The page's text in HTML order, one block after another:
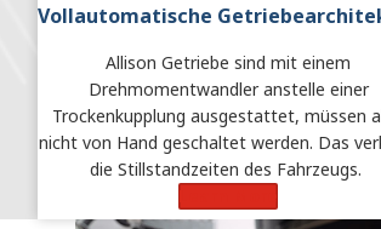
Vollautomatische
Allison Getriebe sind mit einem
Drehmomentwandler anstelle einer
Trockenkupplung ausgestattet, müssen
nicht von Hand geschaltet werden. Das
die Stillstandzeiten des Fahrzeugs.